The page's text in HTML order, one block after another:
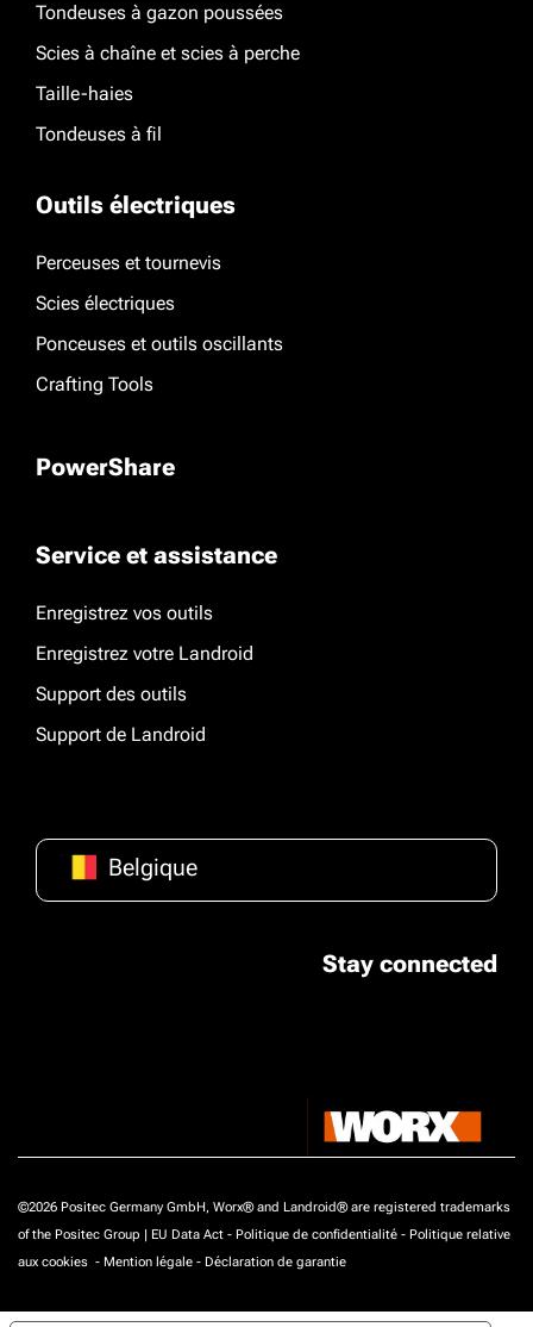
Tondeuses à gazon poussées
Scies à chaîne et scies à perche
Taille-haies
Tondeuses à fil
Outils électriques
Perceuses et tournevis
Scies électriques
Ponceuses et outils oscillants
Crafting Tools
PowerShare
Service et assistance
Enregistrez vos outils
Enregistrez votre Landroid
Support des outils
Support de Landroid
Belgique
Stay connected
©2026 Positec Germany GmbH, Worx® and Landroid® are registered trademarks
of the Positec Group | EU Data Act - Politique de confidentialité - Politique relative
aux cookies - Mention légale - Déclaration de garantie